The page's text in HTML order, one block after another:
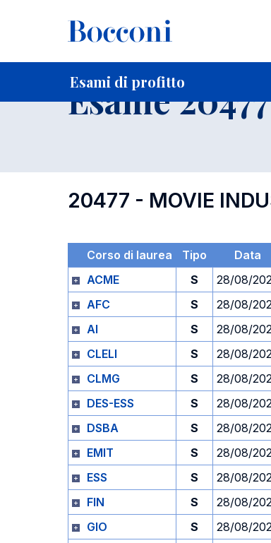
Esami di profitto
Home Per studenti iscritti
Esame 20477
20477 - MOVIE
Corso di laurea Tipo Data
ACME
S 28/08/
AFC
S 28/08/
AI
S 28/08/
CLELI
S 28/08/
CLMG
S 28/08/
DES-ESS
S 28/08/
DSBA
S 28/08/
EMIT
S 28/08/
ESS
S 28/08/
FIN
S 28/08/
GIO
S 28/08/